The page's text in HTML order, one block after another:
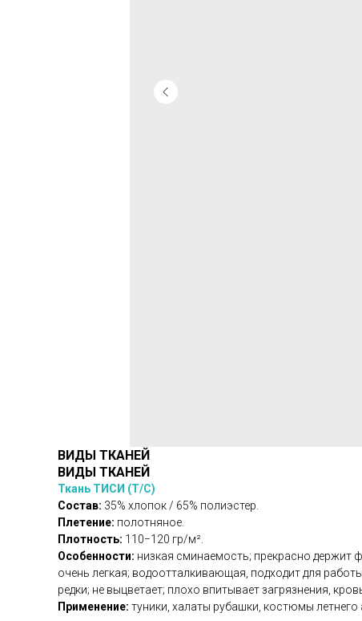
ВИДЫ ТКАНЕЙ
ВИДЫ ТКАНЕЙ
Ткань ТИСИ (Т/С)
Состав: 35% хлопок / 65% полиэстер.
Плетение: полотняное.
Плотность: 110−120 гр/м².
Особенности: низкая сминаемость; прекрасно держит
очень легкая; водоотталкивающая, подходит для
редки; не выцветает; плохо впитывает загрязнения,
Применение: туники, халаты рубашки, костюмы